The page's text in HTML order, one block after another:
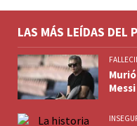
LAS MÁS LEÍDAS DEL
Messi